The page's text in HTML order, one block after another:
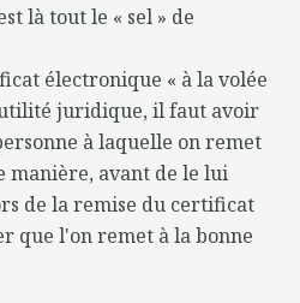
là tout le « sel » de
électronique « à la volée
juridique, il faut avoir
à laquelle on remet
avant de le lui
de la remise du certificat
que l'on remet à la bonne